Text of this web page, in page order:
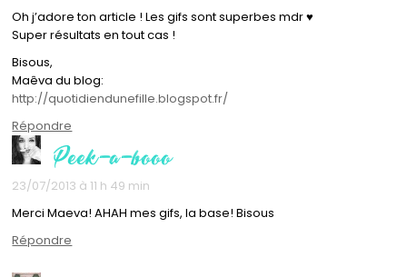
Oh j’adore ton article ! Les gifs sont superbes mdr ♥
Super résultats en tout cas !
Bisous,
Maêva du blog:
http://quotidiendunefille.blogspot.fr/
Répondre
Peek-a-booo
23/07/2013 à 11 h 49 min
Merci Maeva! AHAH mes gifs, la base! Bisous
Répondre